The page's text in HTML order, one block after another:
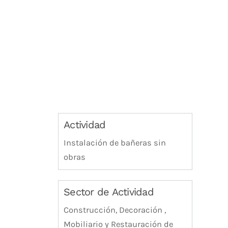
Actividad
Instalación de bañeras sin
obras
Sector de Actividad
Construcción, Decoración ,
Mobiliario y Restauración de